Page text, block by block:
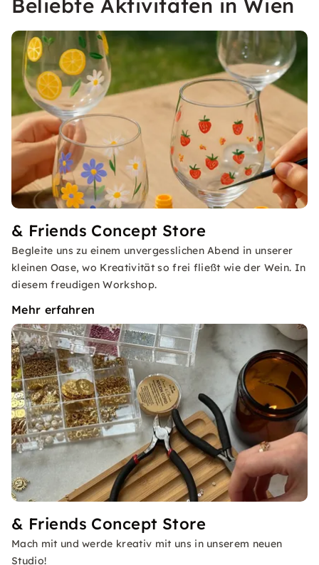
Beliebte Aktivitäten in Wien
& Friends Concept Store
Begleite uns zu einem unvergesslichen Abend in unserer
kleinen Oase, wo Kreativität so frei fließt wie der Wein. In
diesem freudigen Workshop.
Mehr erfahren
& Friends Concept Store
Mach mit und werde kreativ mit uns in unserem neuen
Studio!